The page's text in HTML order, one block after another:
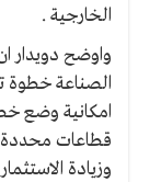
الخارجية .
واوضح دويدار
الصناعة خطوة
امكانية وضع
قطاعات محددة
وزيادة